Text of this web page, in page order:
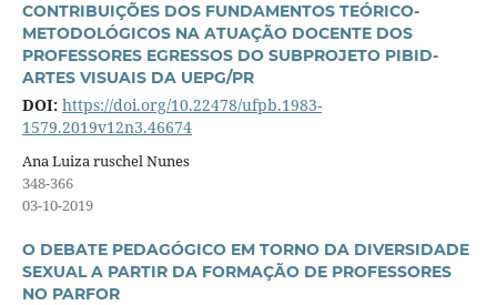
CONTRIBUIÇÕES DOS FUNDAMENTOS TEÓRICO-
METODOLÓGICOS NA ATUAÇÃO DOCENTE DOS
PROFESSORES EGRESSOS DO SUBPROJETO PIBID-
ARTES VISUAIS DA UEPG/PR
DOI: https://doi.org/10.22478/ufpb.1983-
1579.2019v12n3.46674
Ana Luiza ruschel Nunes
348-366
03-10-2019
O DEBATE PEDAGÓGICO EM TORNO DA DIVERSIDADE
SEXUAL A PARTIR DA FORMAÇÃO DE PROFESSORES
NO PARFOR